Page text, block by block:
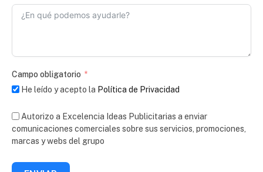
Campo obligatorio
He leído y acepto la Política de Privacidad
Autorizo a Excelencia Ideas Publicitarias a enviar
comunicaciones comerciales sobre sus servicios, promociones,
marcas y webs del grupo